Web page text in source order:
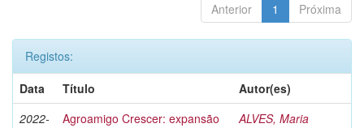
Anterior 1 Próxima
Registos:
Data
Título
Autor(es)
2022-
Agroamigo Crescer: expansão
ALVES, Maria